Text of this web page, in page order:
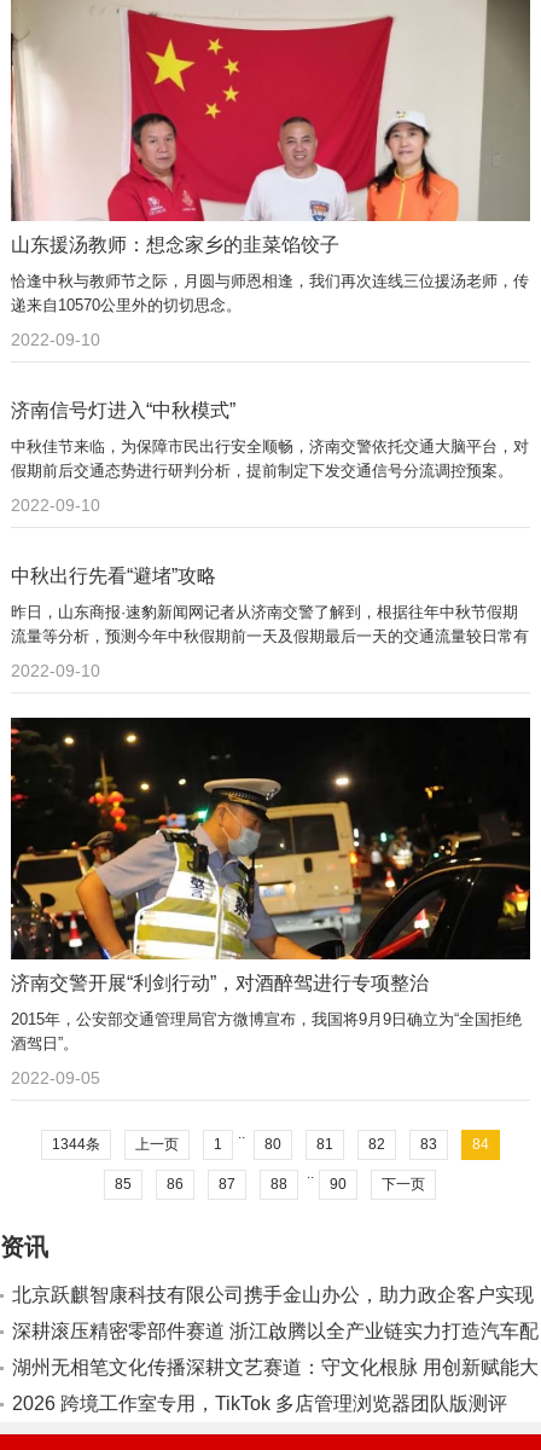
山东援汤教师：想念家乡的韭菜馅饺子
恰逢中秋与教师节之际，月圆与师恩相逢，我们再次连线三位援汤老师，传
递来自10570公里外的切切思念。
2022-09-10
济南信号灯进入“中秋模式”
中秋佳节来临，为保障市民出行安全顺畅，济南交警依托交通大脑平台，对
假期前后交通态势进行研判分析，提前制定下发交通信号分流调控预案。
2022-09-10
中秋出行先看“避堵”攻略
昨日，山东商报·速豹新闻网记者从济南交警了解到，根据往年中秋节假期
流量等分析，预测今年中秋假期前一天及假期最后一天的交通流量较日常有
所提升。
2022-09-10
济南交警开展“利剑行动”，对酒醉驾进行专项整治
2015年，公安部交通管理局官方微博宣布，我国将9月9日确立为“全国拒绝
酒驾日”。
2022-09-05
1344条 上一页 1
..
80 81 82 83 84
85 86 87 88
..
90 下一页
资讯
北京跃麒智康科技有限公司携手金山办公，助力政企客户实现
办公软件国产化替代
深耕滚压精密零部件赛道 浙江啟腾以全产业链实力打造汽车配
套标杆
湖州无相笔文化传播深耕文艺赛道：守文化根脉 用创新赋能大
众美育
2026 跨境工作室专用，TikTok 多店管理浏览器团队版测评